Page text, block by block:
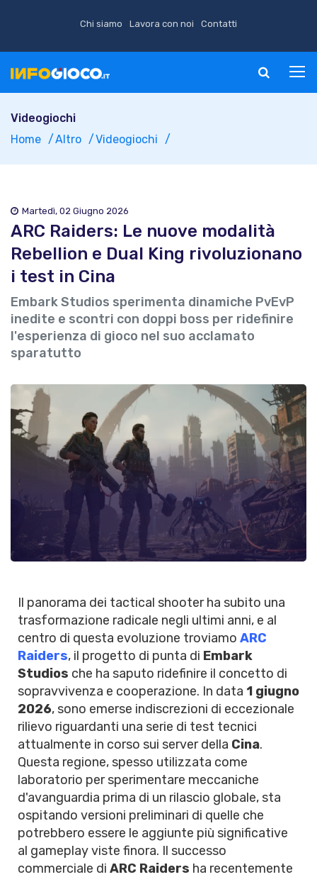
Chi siamo Lavora con noi Contatti
Videogiochi
Home
Altro Videogiochi
Martedì, 02 Giugno 2026
ARC Raiders: Le nuove modalità
Rebellion e Dual King rivoluzionano
i test in Cina
Embark Studios sperimenta dinamiche PvEvP
inedite e scontri con doppi boss per ridefinire
l'esperienza di gioco nel suo acclamato
sparatutto
Il panorama dei tactical shooter ha subito una
trasformazione radicale negli ultimi anni, e al
centro di questa evoluzione troviamo ARC
Raiders, il progetto di punta di Embark
Studios che ha saputo ridefinire il concetto di
sopravvivenza e cooperazione. In data 1 giugno
2026, sono emerse indiscrezioni di eccezionale
rilievo riguardanti una serie di test tecnici
attualmente in corso sui server della Cina.
Questa regione, spesso utilizzata come
laboratorio per sperimentare meccaniche
d'avanguardia prima di un rilascio globale, sta
ospitando versioni preliminari di quelle che
potrebbero essere le aggiunte più significative
al gameplay viste finora. Il successo
commerciale di ARC Raiders ha recentemente